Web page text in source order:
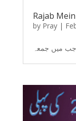
Rajab
by Pray|